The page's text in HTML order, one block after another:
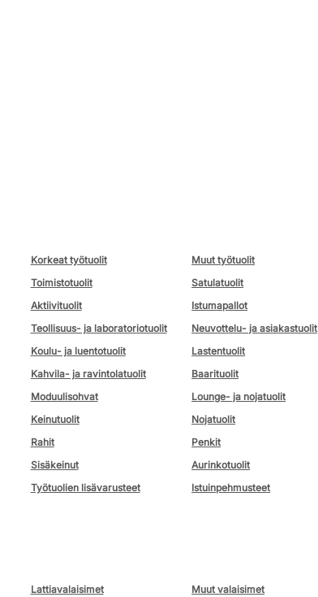
Korkeat työtuolit
Muut työtuolit
Toimistotuolit
Satulatuolit
Aktiivituolit
Istumapallot
Teollisuus- ja laboratoriotuolit
Neuvottelu- ja asiakastuolit
Koulu- ja luentotuolit
Lastentuolit
Kahvila- ja ravintolatuolit
Baarituolit
Moduulisohvat
Lounge- ja nojatuolit
Keinutuolit
Nojatuolit
Rahit
Penkit
Sisäkeinut
Aurinkotuolit
Työtuolien lisävarusteet
Istuinpehmusteet
Lattiavalaisimet
Muut valaisimet